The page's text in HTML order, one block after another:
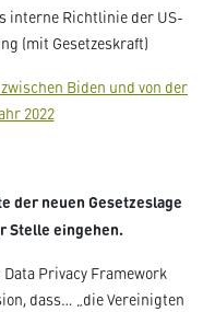
interne Richtlinie der US-
(mit Gesetzeskraft)
Biden und von der
2022
der neuen Gesetzeslage
Stelle eingehen.
Privacy Framework
dass… „die Vereinigten